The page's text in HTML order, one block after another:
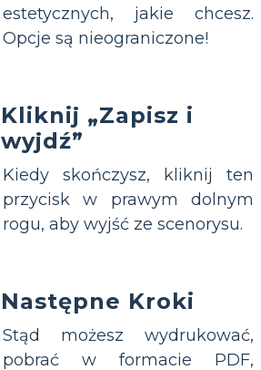
estetycznych, jakie chcesz.
Opcje są nieograniczone!
Kliknij „Zapisz i
wyjdź”
Kiedy skończysz, kliknij ten
przycisk w prawym dolnym
rogu, aby wyjść ze scenorysu.
Następne Kroki
Stąd możesz wydrukować,
pobrać w formacie PDF,